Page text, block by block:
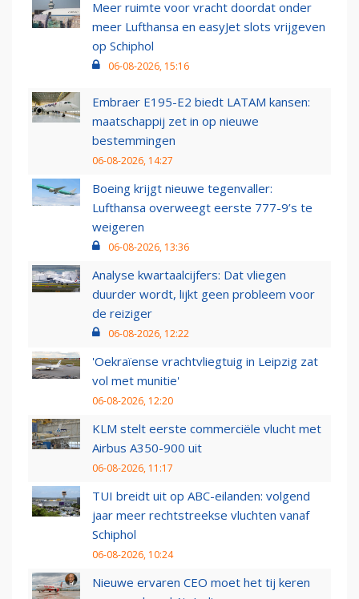
Meer ruimte voor vracht doordat onder
meer Lufthansa en easyJet slots vrijgeven
op Schiphol
06-08-2026, 15:16
Embraer E195-E2 biedt LATAM kansen:
maatschappij zet in op nieuwe
bestemmingen
06-08-2026, 14:27
Boeing krijgt nieuwe tegenvaller:
Lufthansa overweegt eerste 777-9’s te
weigeren
06-08-2026, 13:36
Analyse kwartaalcijfers: Dat vliegen
duurder wordt, lijkt geen probleem voor
de reiziger
06-08-2026, 12:22
'Oekraïense vrachtvliegtuig in Leipzig zat
vol met munitie'
06-08-2026, 12:20
KLM stelt eerste commerciële vlucht met
Airbus A350-900 uit
06-08-2026, 11:17
TUI breidt uit op ABC-eilanden: volgend
jaar meer rechtstreekse vluchten vanaf
Schiphol
06-08-2026, 10:24
Nieuwe ervaren CEO moet het tij keren